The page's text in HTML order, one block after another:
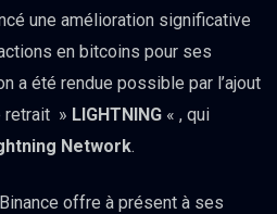
une amélioration significative
en bitcoins pour ses
a été rendue possible par l’ajout
retrait » LIGHTNING « , qui
Network.
offre à présent à ses